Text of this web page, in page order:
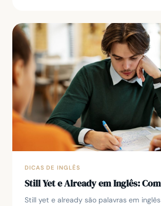
DICAS DE INGLÊS
Still Yet e Already em Inglês:
Still yet e already são palavras em